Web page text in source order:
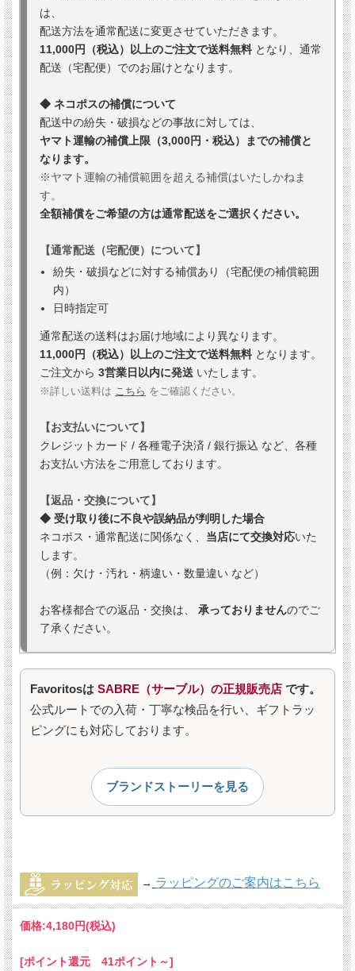
は、
配送方法を通常配送に変更させていただきます。
11,000円（税込）以上のご注文で送料無料 となり、通常
配送（宅配便）でのお届けとなります。
◆ ネコポスの補償について
配送中の紛失・破損などの事故に対しては、
ヤマト運輸の補償上限（3,000円・税込）までの補償と
なります。
※ヤマト運輸の補償範囲を超える補償はいたしかねま
す。
全額補償をご希望の方は通常配送をご選択ください。
【通常配送（宅配便）について】
紛失・破損などに対する補償あり（宅配便の補償範囲
内）
日時指定可
通常配送の送料はお届け地域により異なります。
11,000円（税込）以上のご注文で送料無料 となります。
ご注文から 3営業日以内に発送 いたします。
※詳しい送料は こちら をご確認ください。
【お支払いについて】
クレジットカード / 各種電子決済 / 銀行振込 など、各種
お支払い方法をご用意しております。
【返品・交換について】
◆ 受け取り後に不良や誤納品が判明した場合
ネコポス・通常配送に関係なく、 当店にて交換対応いた
します。
（例：欠け・汚れ・柄違い・数量違い など）
お客様都合での返品・交換は、 承っておりませんのでご
了承ください。
Favoritosは SABRE（サーブル）の正規販売店 です。
公式ルートでの入荷・丁寧な検品を行い、ギフトラッ
ピングにも対応しております。
ブランドストーリーを見る
→ ラッピングのご案内はこちら
価格:4,180円(税込)
[ポイント還元 41ポイント～]